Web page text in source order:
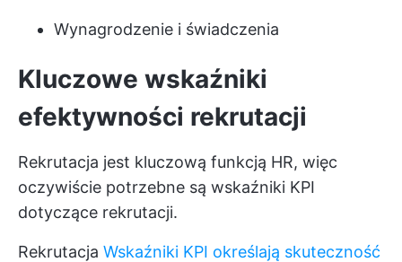
Wynagrodzenie i świadczenia
Kluczowe wskaźniki
efektywności rekrutacji
Rekrutacja jest kluczową funkcją HR, więc
oczywiście potrzebne są wskaźniki KPI
dotyczące rekrutacji.
Rekrutacja Wskaźniki KPI określają skuteczność